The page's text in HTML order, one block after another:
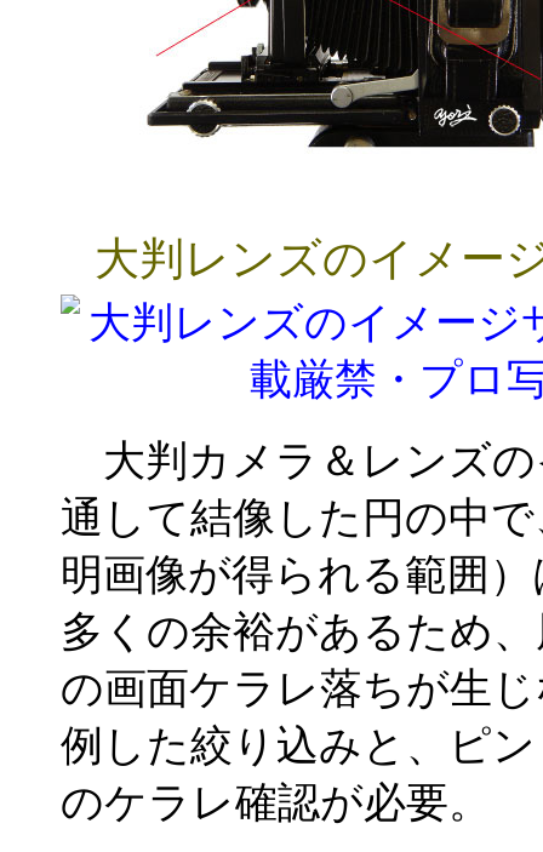
大判レンズのイメー
大判カメラ＆レンズ
通して結像した円の中
明画像が得られる範囲
多くの余裕があるため
の画面ケラレ落ちが生
例した絞り込みと、ピ
のケラレ確認が必要。